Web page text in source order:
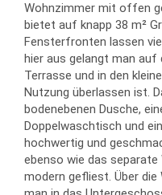
Wohnzimmer mit offen
bietet auf knapp 38 m²
Fensterfronten lassen
hier aus gelangt man auf
Terrasse und in den
Nutzung überlassen ist.
bodenebenen Dusche,
Doppelwaschtisch und
hochwertig und
ebenso wie das separate
modern gefliest. Über die